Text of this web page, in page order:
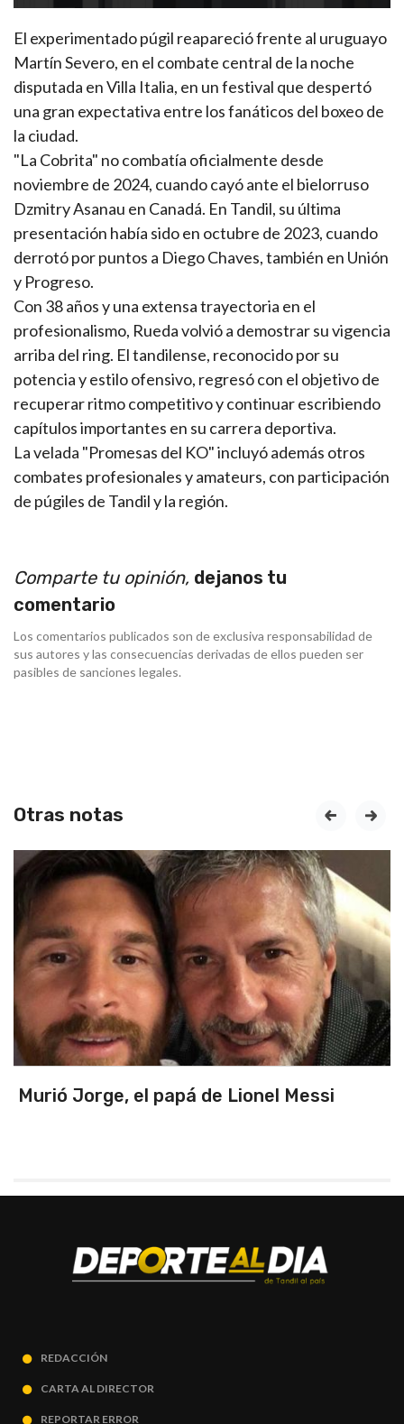
El experimentado púgil reapareció frente al uruguayo
Martín Severo, en el combate central de la noche
disputada en Villa Italia, en un festival que despertó
una gran expectativa entre los fanáticos del boxeo de
la ciudad.
"La Cobrita" no combatía oficialmente desde
noviembre de 2024, cuando cayó ante el bielorruso
Dzmitry Asanau en Canadá. En Tandil, su última
presentación había sido en octubre de 2023, cuando
derrotó por puntos a Diego Chaves, también en Unión
y Progreso.
Con 38 años y una extensa trayectoria en el
profesionalismo, Rueda volvió a demostrar su vigencia
arriba del ring. El tandilense, reconocido por su
potencia y estilo ofensivo, regresó con el objetivo de
recuperar ritmo competitivo y continuar escribiendo
capítulos importantes en su carrera deportiva.
La velada "Promesas del KO" incluyó además otros
combates profesionales y amateurs, con participación
de púgiles de Tandil y la región.
Comparte tu opinión, dejanos tu
comentario
Los comentarios publicados son de exclusiva responsabilidad de
sus autores y las consecuencias derivadas de ellos pueden ser
pasibles de sanciones legales.
Otras notas
Murió Jorge, el papá de Lionel Messi
prev next
REDACCIÓN
CARTA AL DIRECTOR
REPORTAR ERROR